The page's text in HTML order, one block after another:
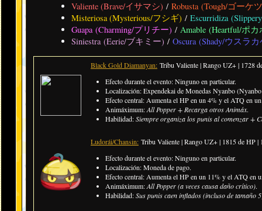
Valiente (Brave/イサマシ) / Robusta (Tough/ゴーケ
Misteriosa (Mysterious/フシギ) / Escurridiza
Guapa (Charming/プリチー) / Amable (Heartful/ポ
Siniestra (Eerie/ブキミー) / Oscura (Shady/ウスラ
Black Gold Diamanyan: Tribu Valiente | Rango UZ+ | 1728
Efecto durante el evento: Ninguno en particular.
Localización: Expendekai de Monedas Nyanbo
Efecto central: Aumenta el HP en un 4% y el ATQ en
Animáximum:All Popper + Recarga otros Animáx.
Habilidad:Siempre organiza los punis al comenzar +
Ludorái/Chansin: Tribu Valiente | Rango UZ+ | 1815 de HP |
Efecto durante el evento: Ninguno en particular.
Localización: Moneda de pago.
Efecto central: Aumenta el HP en un 11% y el ATQ en
Animáximum:All Popper (a veces causa daño crítico).
Habilidad:Sus punis caen inflados (incluso de tamaño